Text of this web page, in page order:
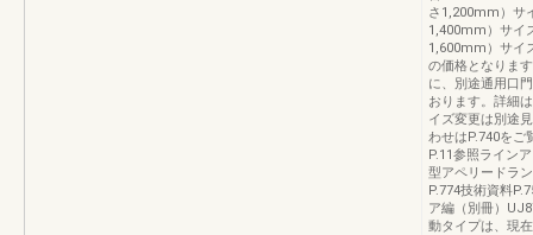
さ1,200mm）
1,400mm）サ
1,600mm）サイ
の価格となりま
に、別途通用口
おります。詳細
イズ変更は別途
わせはP.740をご
P.11参照ライン
型アペリードラ
P.774技術資料
ア編（別冊）
動タイプは、現